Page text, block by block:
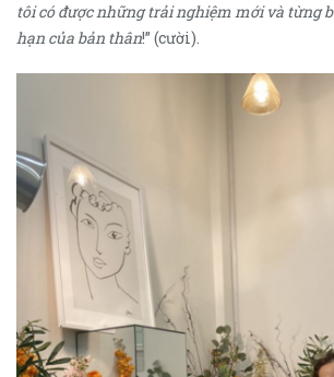
tôi có được những trải nghiệm mới và từng
hạn của bản thân!” (cười).